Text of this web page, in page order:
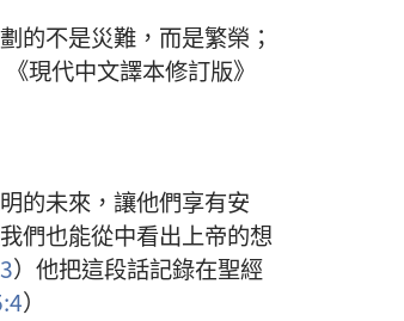
的不是災難，而是繁榮；
現代中文譯本修訂版》
的未來，讓他們享有安
們也能從中看出上帝的想
）他把這段話記錄在聖經
）